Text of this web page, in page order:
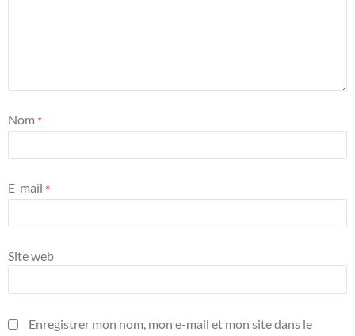
Nom *
E-mail *
Site web
Enregistrer mon nom, mon e-mail et mon site dans le